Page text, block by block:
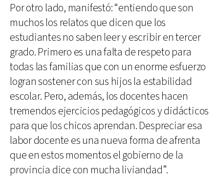
Por otro lado, manifestó: “entiendo que son
muchos los relatos que dicen que los
estudiantes no saben leer y escribir en tercer
grado. Primero es una falta de respeto para
todas las familias que con un enorme esfuerzo
logran sostener con sus hijos la estabilidad
escolar. Pero, además, los docentes hacen
tremendos ejercicios pedagógicos y didácticos
para que los chicos aprendan. Despreciar esa
labor docente es una nueva forma de afrenta
que en estos momentos el gobierno de la
provincia dice con mucha liviandad”.